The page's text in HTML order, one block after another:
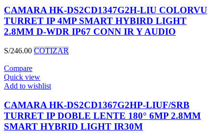
CAMARA HK-DS2CD1347G2H-LIU COLORVU
TURRET IP 4MP SMART HYBIRD LIGHT
2.8MM D-WDR IP67 CONN IR Y AUDIO
S/246.00 COTIZAR
Compare
Quick view
Add to wishlist
CAMARA HK-DS2CD1367G2HP-LIUF/SRB
TURRET IP DOBLE LENTE 180° 6MP 2.8MM
SMART HYBRID LIGHT IR30M